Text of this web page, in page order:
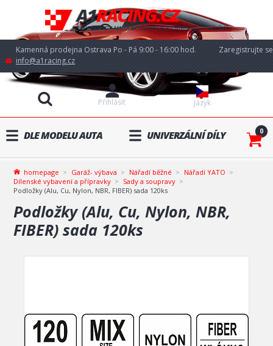
Kamenná prodejna Ostrava Po - Pá 9:00 - 16:00 hod.
info@a1racing.cz
Jazyk
Přihlásit
Zaregistrujte se
DLE MODELU AUTA UNIVERZÁLNÍ DÍLY 0
homepage Garáž- výbava Nářadí běžné
Nářadí YATO
Dílenské vybavení a přípravky
Sady a soupravy
Podložky (Alu, Cu, Nylon, NBR, FIBER) sada 120ks
Podložky (Alu, Cu, Nylon, NBR,
FIBER) sada 120ks